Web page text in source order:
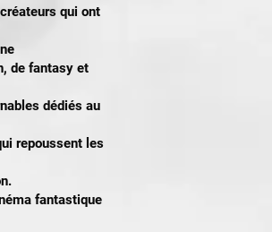
qui ont
de fantasy et
dédiés au
repoussent les
fantastique